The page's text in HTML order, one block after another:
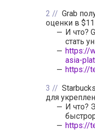
2
Grab
оценки в
И что?
стать
https://
asia-
https://
3
для
И что?
https://